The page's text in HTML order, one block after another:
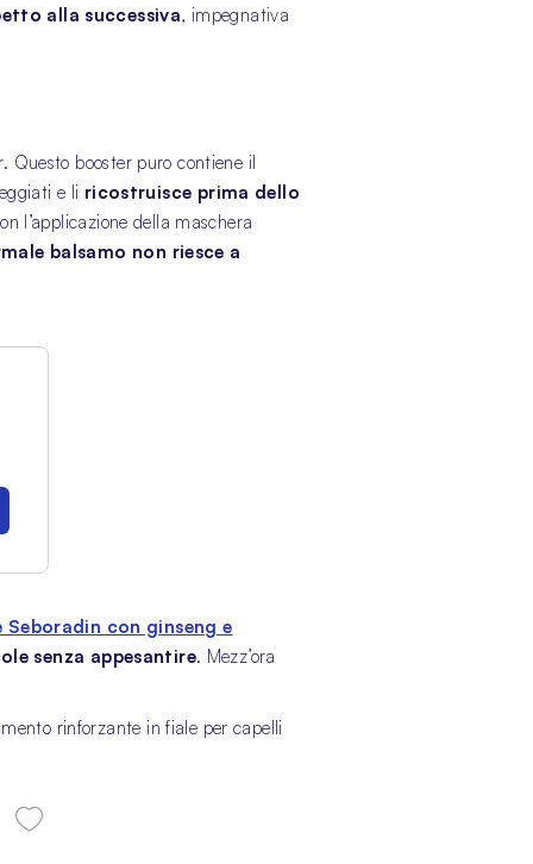
alla successiva, impegnativa
Questo booster puro contiene il
e li ricostruisce prima dello
l’applicazione della maschera
balsamo non riesce a
Seboradin con ginseng e
senza appesantire. Mezz’ora
rinforzante in fiale per capelli